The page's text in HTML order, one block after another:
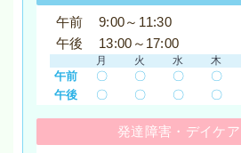
午前
9:00～11:30
午後
13:00～17:00
月 火 水 木
午前
〇 〇 〇 〇
午後
〇 〇 〇 〇
発達障害 ・ デイケア